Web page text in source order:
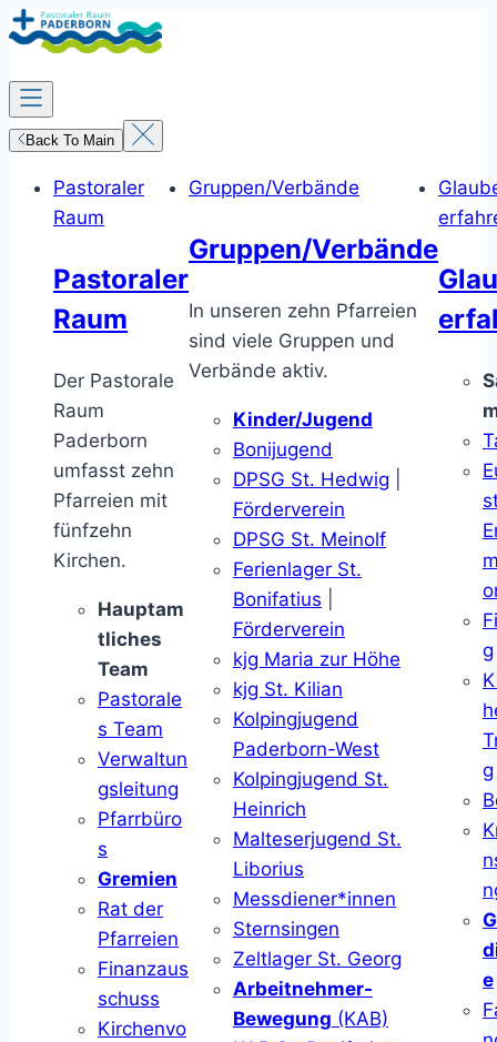
Zum
Inhalt
springen
Back To Main
Pastoraler
Raum
Pastoraler
Raum
Der Pastorale
Raum
Paderborn
umfasst zehn
Pfarreien mit
fünfzehn
Kirchen.
Hauptam
tliches
Team
Pastorale
s Team
Verwaltun
gsleitung
Pfarrbüro
s
Gremien
Rat der
Pfarreien
Finanzaus
schuss
Kirchenvo
Gruppen/Verbände
Gruppen/Verbände
In unseren zehn Pfarreien
sind viele Gruppen und
Verbände aktiv.
Kinder/Jugend
Bonijugend
DPSG St. Hedwig
Förderverein
DPSG St. Meinolf
Ferienlager St.
Bonifatius
Förderverein
kjg Maria zur Höhe
kjg St. Kilian
Kolpingjugend
Paderborn-West
Kolpingjugend St.
Heinrich
Malteserjugend St.
Liborius
Messdiener*innen
Sternsingen
Zeltlager St. Georg
Arbeitnehmer-
Bewegung (KAB)
g
g
e